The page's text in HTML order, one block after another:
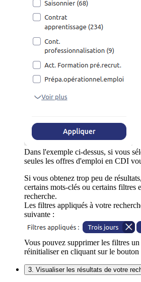
Dans l'exemple ci-dessus, si vous
seules les offres d'emploi en CDI
Si vous obtenez trop peu de
certains mots-clés ou certains filtres
recherche.
Les filtres appliqués à votre
suivante :
Vous pouvez supprimer les filtres
réinitialiser en cliquant sur le
3. Visualiser les résultats de votre